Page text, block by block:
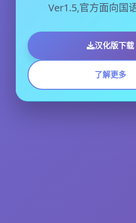
Ver1.5,官方面向国
汉化版下载
了解更多